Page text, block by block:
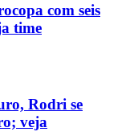
com seis
time
Rodri se
veja